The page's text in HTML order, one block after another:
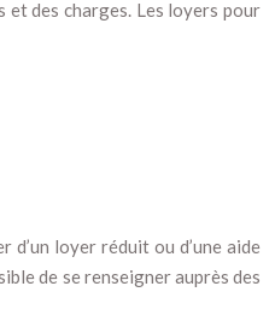
des charges. Les loyers pour
loyer réduit ou d’une aide
de se renseigner auprès des